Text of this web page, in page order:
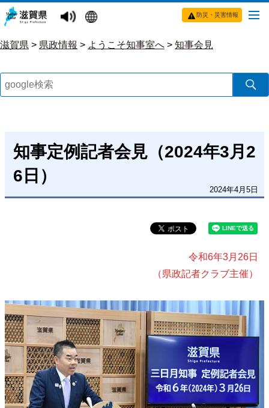
防災・災害情報
滋賀県 > 県政情報 > ようこそ知事室へ > 知事会見
知事定例記者会見（2024年3月2
6日）
2024年4月5日
令和6年3月26日
（県政記者クラブ主催）